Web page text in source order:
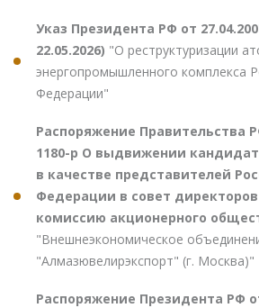
Указ Президента РФ от
22.05.2026) "О реструктуризации
энергопромышленного комплекса
Федерации"
Распоряжение Правительства
1180-р О выдвижении
в качестве представителей
Федерации в совет
комиссию акционерного
"Внешнеэкономическое
"Алмазювелирэкспорт" (г. Москва)"
Распоряжение Президента РФ